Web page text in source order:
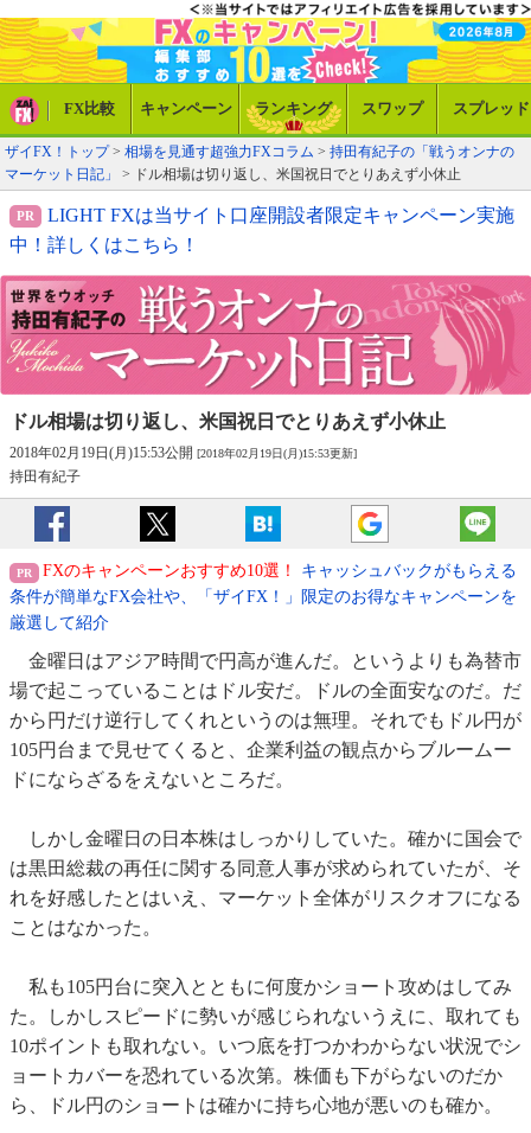
FX比較 キャンペーン ランキング スワップ スプレッド
ザイFX！トップ> 相場を見通す超強力FXコラム > 持田有紀子の「戦うオンナの
マーケット日記」
> ドル相場は切り返し、米国祝日でとりあえず小休止
LIGHT FXは当サイト口座開設者限定キャンペーン実施
中！詳しくはこちら！
ドル相場は切り返し、 米国祝日でとりあえず小休止
2018年02月19日(月)15:53公開 [2018年02月19日(月)15:53更新]
持田有紀子
FXのキャンペーンおすすめ10選！
キャッシュバックがもらえる
条件が簡単なFX会社や、「ザイFX！」限定のお得なキャンペーンを
厳選して紹介
金曜日はアジア時間で円高が進んだ。というよりも為替市
場で起こっていることはドル安だ。ドルの全面安なのだ。だ
から円だけ逆行してくれというのは無理。それでもドル円が
105円台まで見せてくると、企業利益の観点からブルームー
ドにならざるをえないところだ。
しかし金曜日の日本株はしっかりしていた。確かに国会で
は黒田総裁の再任に関する同意人事が求められていたが、そ
れを好感したとはいえ、マーケット全体がリスクオフになる
ことはなかった。
私も105円台に突入とともに何度かショート攻めはしてみ
た。しかしスピードに勢いが感じられないうえに、取れても
10ポイントも取れない。いつ底を打つかわからない状況でシ
ョートカバーを恐れている次第。株価も下がらないのだか
ら、ドル円のショートは確かに持ち心地が悪いのも確か。